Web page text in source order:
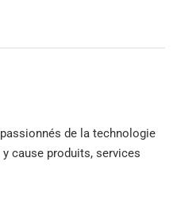
de la technologie
y cause produits, services